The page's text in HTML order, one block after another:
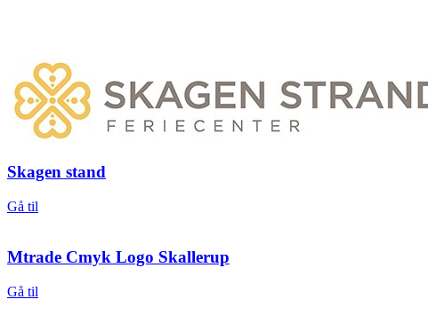
Skagen stand
Gå til
Mtrade Cmyk Logo Skallerup
Gå til